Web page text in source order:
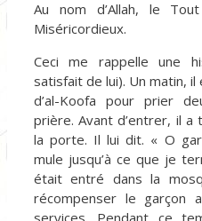
Au nom d’Allah, le
Miséricordieux.
Ceci me rappelle une
satisfait de lui). Un matin,
d’al-Koofa pour prier
prière. Avant d’entrer, il
la porte. Il lui dit. « O
mule jusqu’à ce que je
était entré dans la
récompenser le garçon
services. Pendant ce